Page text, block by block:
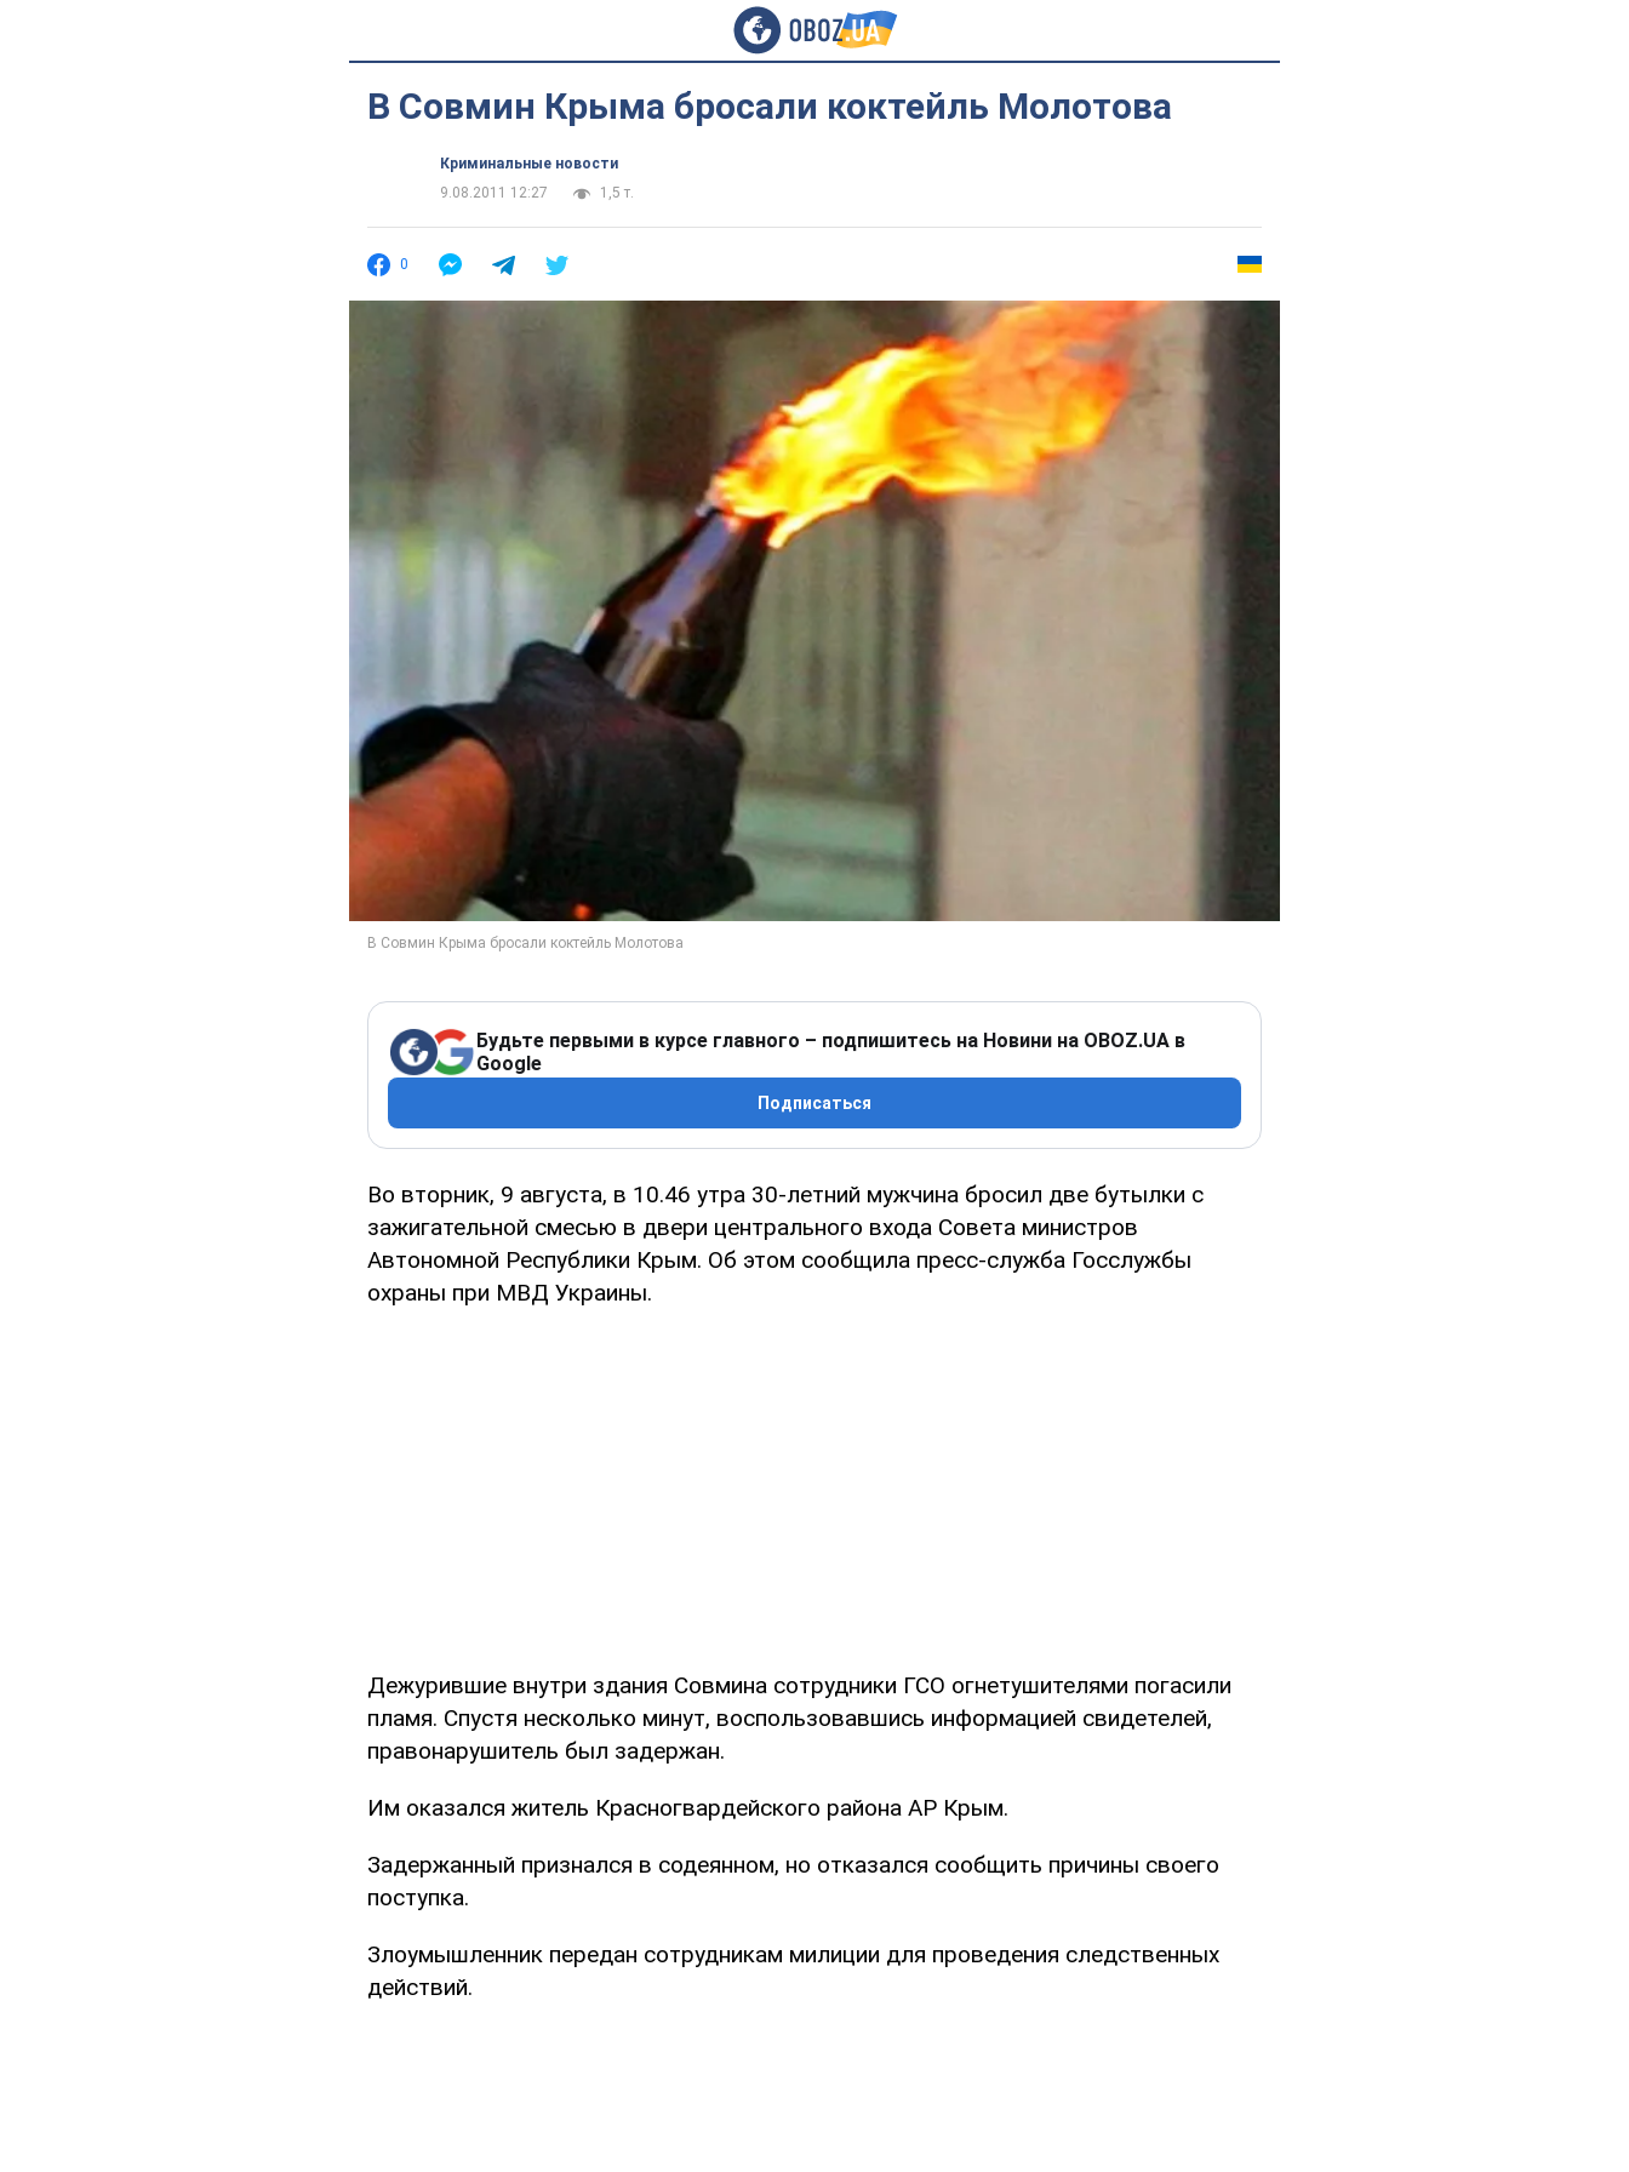
В Совмин Крыма бросали коктейль Молотова
Криминальные новости
9.08.2011 12:27
1,5 т.
0
Будьте первыми в курсе главного – подпишитесь на Новини на OBOZ.UA в
Google
Подписаться
Во вторник, 9 августа, в 10.46 утра 30-летний мужчина бросил две бутылки с
зажигательной смесью в двери центрального входа Совета министров
Автономной Республики Крым. Об этом сообщила пресс-служба Госслужбы
охраны при МВД Украины.
Дежурившие внутри здания Совмина сотрудники ГСО огнетушителями погасили
пламя. Спустя несколько минут, воспользовавшись информацией свидетелей,
правонарушитель был задержан.
Им оказался житель Красногвардейского района АР Крым.
Задержанный признался в содеянном, но отказался сообщить причины своего
поступка.
Злоумышленник передан сотрудникам милиции для проведения следственных
действий.